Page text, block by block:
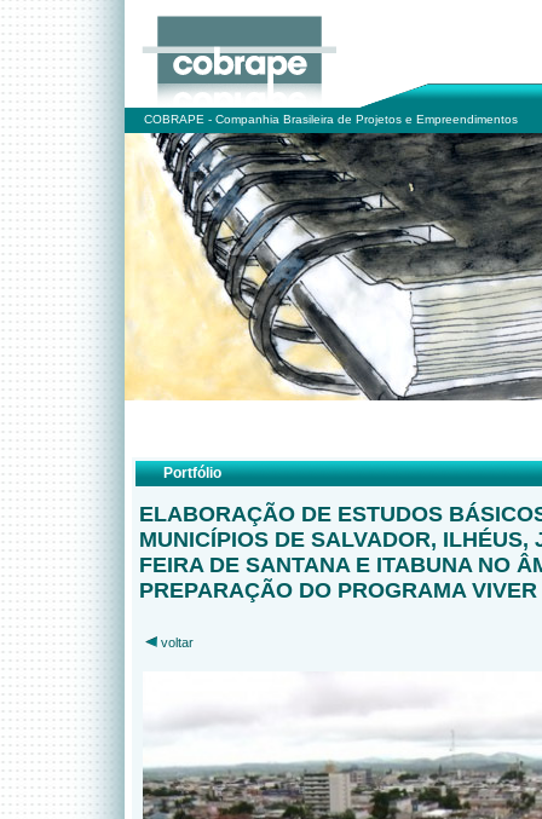
COBRAPE - Companhia Brasileira de Projetos e Empreendimentos
Portfólio
ELABORAÇÃO DE ESTUDOS
MUNICÍPIOS DE SALVADOR, ILHÉUS,
FEIRA DE SANTANA E ITABUNA NO
PREPARAÇÃO DO PROGRAMA
voltar